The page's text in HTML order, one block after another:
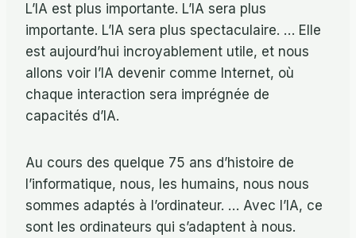
L’IA est plus importante. L’IA sera plus
importante. L’IA sera plus spectaculaire. … Elle
est aujourd’hui incroyablement utile, et nous
allons voir l’IA devenir comme Internet, où
chaque interaction sera imprégnée de
capacités d’IA.
Au cours des quelque 75 ans d’histoire de
l’informatique, nous, les humains, nous nous
sommes adaptés à l’ordinateur. … Avec l’IA, ce
sont les ordinateurs qui s’adaptent à nous.